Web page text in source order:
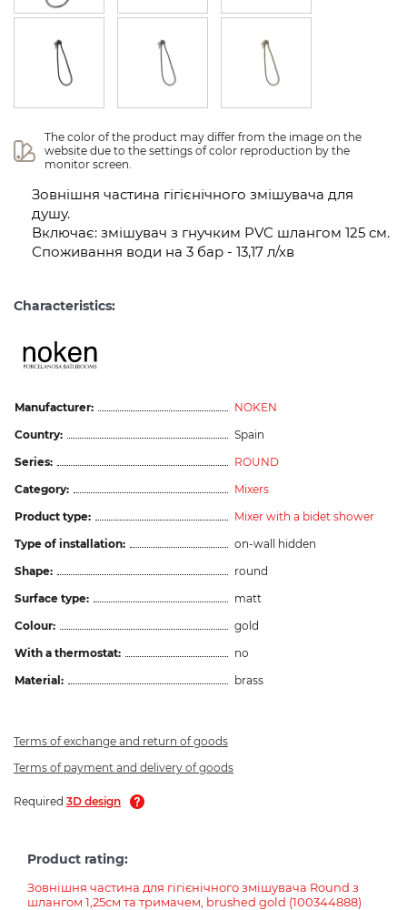
The color of the product may differ from the image on the
website due to the settings of color reproduction by the
monitor screen.
Зовнішня частина гігієнічного змішувача для
душу.
Включає: змішувач з гнучким PVC шлангом 125 см.
Споживання води на 3 бар - 13,17 л/хв
Characteristics:
Manufacturer:
NOKEN
Country:
Spain
Series:
ROUND
Category:
Mixers
Product type:
Mixer with a bidet shower
Type of installation:
on-wall hidden
Shape:
round
Surface type:
matt
Colour:
gold
With a thermostat:
no
Material:
brass
Terms of exchange and return of goods
Terms of payment and delivery of goods
Required 3D design
Product rating:
Зовнішня частина для гігієнічного змішувача Round з
шлангом 1,25см та тримачем, brushed gold (100344888)